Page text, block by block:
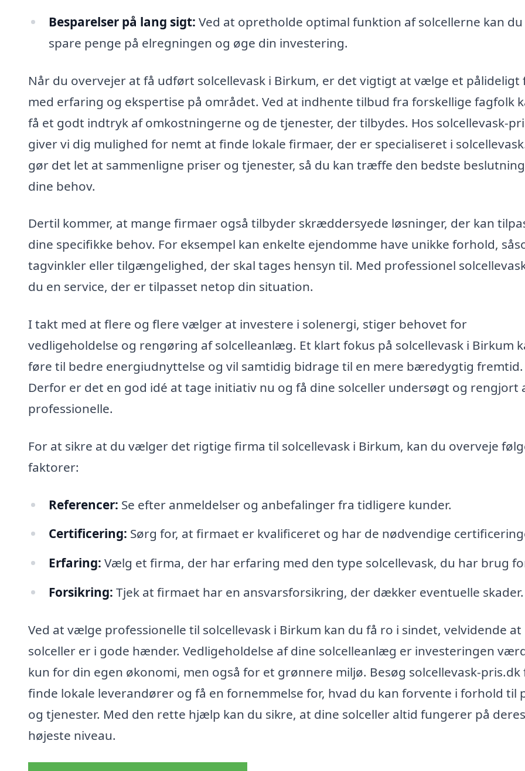
Besparelser på lang sigt: Ved at opretholde optimal funktion af solcellerne kan du
spare penge på elregningen og øge din investering.
Når du overvejer at få udført solcellevask i Birkum, er det vigtigt at vælge et pålideligt
med erfaring og ekspertise på området. Ved at indhente tilbud fra forskellige fagfolk
få et godt indtryk af omkostningerne og de tjenester, der tilbydes. Hos solcellevask-
giver vi dig mulighed for nemt at finde lokale firmaer, der er specialiseret i
gør det let at sammenligne priser og tjenester, så du kan træffe den bedste
dine behov.
Dertil kommer, at mange firmaer også tilbyder skræddersyede løsninger, der kan
dine specifikke behov. For eksempel kan enkelte ejendomme have unikke forhold,
tagvinkler eller tilgængelighed, der skal tages hensyn til. Med professionel
du en service, der er tilpasset netop din situation.
I takt med at flere og flere vælger at investere i solenergi, stiger behovet for
vedligeholdelse og rengøring af solcelleanlæg. Et klart fokus på solcellevask i Birkum
føre til bedre energiudnyttelse og vil samtidig bidrage til en mere bæredygtig fremtid.
Derfor er det en god idé at tage initiativ nu og få dine solceller undersøgt og rengjort
professionelle.
For at sikre at du vælger det rigtige firma til solcellevask i Birkum, kan du overveje
faktorer:
Referencer: Se efter anmeldelser og anbefalinger fra tidligere kunder.
Certificering: Sørg for, at firmaet er kvalificeret og har de nødvendige
Erfaring: Vælg et firma, der har erfaring med den type solcellevask, du har brug
Forsikring: Tjek at firmaet har en ansvarsforsikring, der dækker eventuelle skader.
Ved at vælge professionelle til solcellevask i Birkum kan du få ro i sindet, velvidende at
solceller er i gode hænder. Vedligeholdelse af dine solcelleanlæg er investeringen
kun for din egen økonomi, men også for et grønnere miljø. Besøg solcellevask-pris.dk
finde lokale leverandører og få en fornemmelse for, hvad du kan forvente i forhold til
og tjenester. Med den rette hjælp kan du sikre, at dine solceller altid fungerer på deres
højeste niveau.